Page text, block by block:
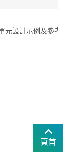
元設計示例及參考
頁首